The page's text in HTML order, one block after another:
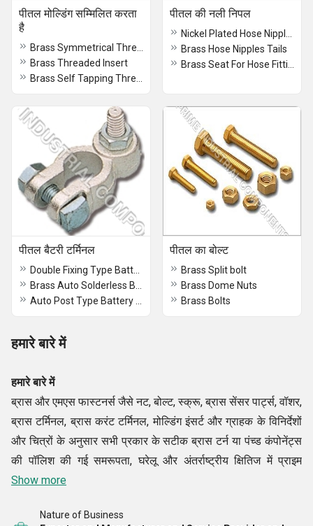
पीतल मोल्डिंग सम्मिलित करता
है
Brass Threaded Insert
पीतल की नली निपल
Brass Hose Nipples Tails
पीतल बैटरी टर्मिनल पीतल का बोल्ट
Brass Split bolt
Brass Dome Nuts
Brass Bolts
हमारे बारे में
हमारे बारे में
ब्रास और एमएस फास्टनर्स जैसे नट, बोल्ट, स्क्रू, ब्रास सेंसर पार्ट्स, वॉशर,
ब्रास टर्मिनल, ब्रास करंट टर्मिनल, मोल्डिंग इंसर्ट और ग्राहक के विनिर्देशों
और चित्रों के अनुसार सभी प्रकार के सटीक ब्रास टर्न या पंच्ड कंपोनेंट्स
की पॉलिश की गई समरूपता, घरेलू और अंतर्राष्ट्रीय क्षितिज में प्राइम
इंडस्ट्रियल कंपोनेंट्स की सफलता के नोट्स का मार्गदर्शन करती है।
अंतर्राष्ट्रीय मानकों के केवल उच्चतम गुणवत्ता वाले पीतल के घटकों, पीतल
Show more
Nature of Business